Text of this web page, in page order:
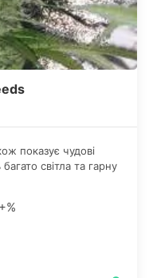
показує чудові
світла та гарну